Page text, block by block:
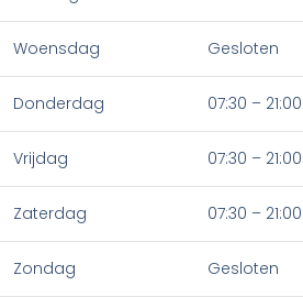
Woensdag Gesloten
Donderdag 07:30 – 21:00
Vrijdag 07:30 – 21:00
Zaterdag 07:30 – 21:00
Zondag Gesloten